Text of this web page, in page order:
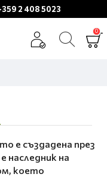
2 408 5023
0
е създадена през
наследник на
което